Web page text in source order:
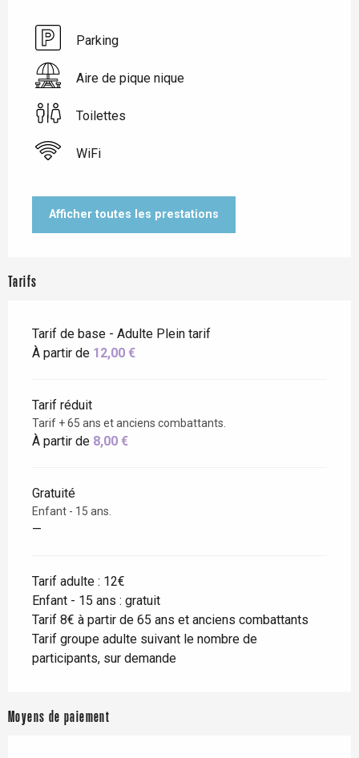
Parking
Aire de pique nique
Toilettes
WiFi
Afficher toutes les prestations
Tarifs
Tarif de base - Adulte Plein tarif
À partir de 12,00 €
Tarif réduit
Tarif + 65 ans et anciens combattants.
À partir de 8,00 €
Gratuité
Enfant - 15 ans.
—
Tarif adulte : 12€
Enfant - 15 ans : gratuit
Tarif 8€ à partir de 65 ans et anciens combattants
Tarif groupe adulte suivant le nombre de
participants, sur demande
Moyens de paiement